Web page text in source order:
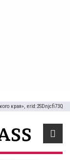
края», erid:2SDnjcfi73Q